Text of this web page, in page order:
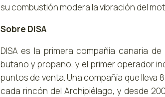
su combustión modera la vibración del
Sobre DISA
DISA es la primera compañía canaria
butano y propano, y el primer operador
puntos de venta. Una compañía que
cada rincón del Archipiélago, y desde